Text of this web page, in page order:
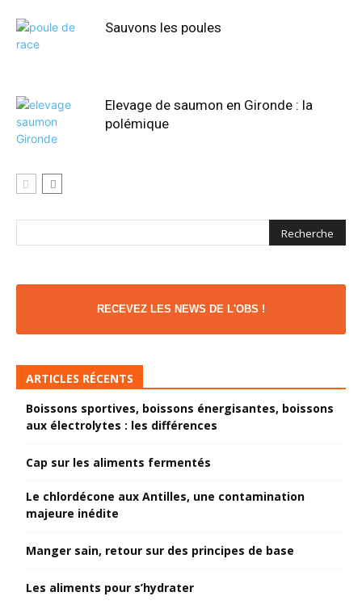
Sauvons les poules
Elevage de saumon en Gironde : la
polémique
RECEVEZ LES NEWS DE L'OBS !
ARTICLES RÉCENTS
Boissons sportives, boissons énergisantes, boissons
aux électrolytes : les différences
Cap sur les aliments fermentés
Le chlordécone aux Antilles, une contamination
majeure inédite
Manger sain, retour sur des principes de base
Les aliments pour s’hydrater